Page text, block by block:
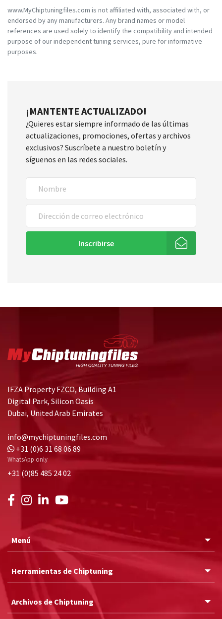
www.MyChiptuningfiles.com is not affiliated with, associated with, or
endorsed by any manufacturers. Any brand names or model
references are used solely to identify the compatibility and intended
purpose of our independent tuning services, pure for informative
purposes.
¡MANTENTE ACTUALIZADO!
¿Quieres estar siempre informado de las últimas
actualizaciones, promociones, ofertas y archivos
exclusivos? Suscríbete a nuestro boletín y
síguenos en las redes sociales.
Inscribirse
IFZA Property FZCO, Building A1
Digital Park, Silicon Oasis
Dubai, United Arab Emirates
info@mychiptuningfiles.com
+31 (0)6 31 68 06 89
WhatsApp only
+31 (0)85 485 24 02
Menú
Herramientas de Chiptuning
Archivos de Chiptuning